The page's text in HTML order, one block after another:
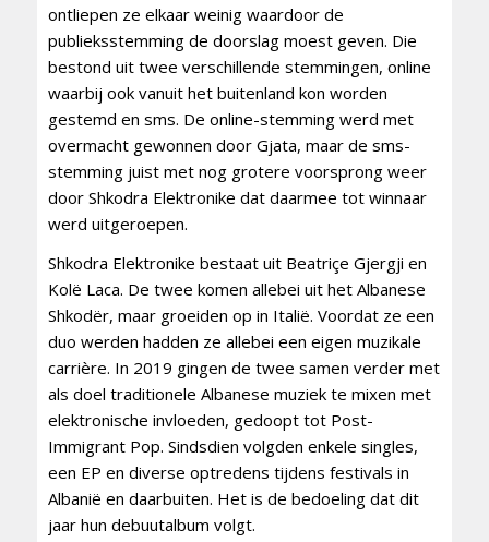
ontliepen ze elkaar weinig waardoor de
publieksstemming de doorslag moest geven. Die
bestond uit twee verschillende stemmingen, online
waarbij ook vanuit het buitenland kon worden
gestemd en sms. De online-stemming werd met
overmacht gewonnen door Gjata, maar de sms-
stemming juist met nog grotere voorsprong weer
door Shkodra Elektronike dat daarmee tot winnaar
werd uitgeroepen.
Shkodra Elektronike bestaat uit Beatriçe Gjergji en
Kolë Laca. De twee komen allebei uit het Albanese
Shkodër, maar groeiden op in Italië. Voordat ze een
duo werden hadden ze allebei een eigen muzikale
carrière. In 2019 gingen de twee samen verder met
als doel traditionele Albanese muziek te mixen met
elektronische invloeden, gedoopt tot Post-
Immigrant Pop. Sindsdien volgden enkele singles,
een EP en diverse optredens tijdens festivals in
Albanië en daarbuiten. Het is de bedoeling dat dit
jaar hun debuutalbum volgt.